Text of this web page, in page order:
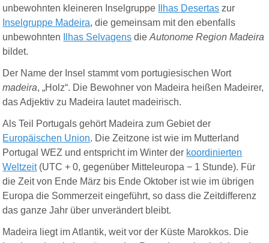
unbewohnten kleineren Inselgruppe
Ilhas Desertas zur
Inselgruppe Madeira, die gemeinsam mit den ebenfalls
unbewohnten
Ilhas Selvagens dieAutonome Region Madeira
bildet.
Der Name der Insel stammt vom portugiesischen Wort
madeira, „Holz“. Die Bewohner von Madeira heißen Madeirer,
das Adjektiv zu Madeira lautet madeirisch.
Als Teil Portugals gehört Madeira zum Gebiet der
Europäischen Union. Die Zeitzone ist wie im Mutterland
Portugal WEZ und entspricht im Winter der koordinierten
Weltzeit(UTC + 0, gegenüber Mitteleuropa − 1 Stunde). Für
die Zeit von Ende März bis Ende Oktober ist wie im übrigen
Europa die Sommerzeit eingeführt, so dass die Zeitdifferenz
das ganze Jahr über unverändert bleibt.
Madeira liegt im Atlantik, weit vor der Küste Marokkos. Die